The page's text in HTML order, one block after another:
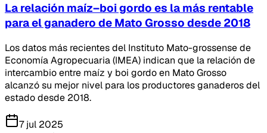
La relación maíz–boi gordo es la más rentable
para el ganadero de Mato Grosso desde 2018
Los datos más recientes del Instituto Mato-grossense de
Economía Agropecuaria (IMEA) indican que la relación de
intercambio entre maíz y boi gordo en Mato Grosso
alcanzó su mejor nivel para los productores ganaderos del
estado desde 2018.
7 jul 2025